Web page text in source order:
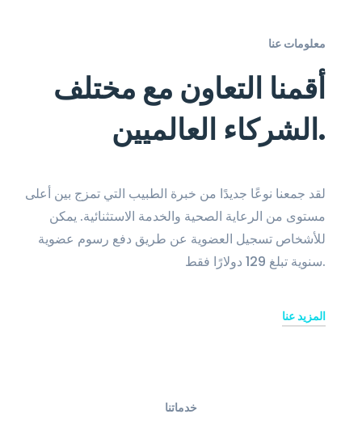
معلومات عنا
أقمنا التعاون مع مختلف
الشركاء العالميين.
لقد جمعنا نوعًا جديدًا من خبرة الطبيب التي تمزج بين أعلى
مستوى من الرعاية الصحية والخدمة الاستثنائية. يمكن
للأشخاص تسجيل العضوية عن طريق دفع رسوم عضوية
سنوية تبلغ 129 دولارًا فقط.
المزيد عنا
خدماتنا